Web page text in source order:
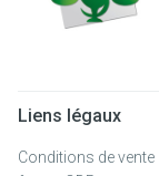
Liens légaux
Conditions de vente